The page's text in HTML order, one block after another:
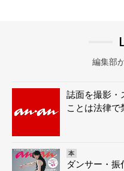
編集部
誌面を撮影・
ことは法律で
本
ダンサー・振